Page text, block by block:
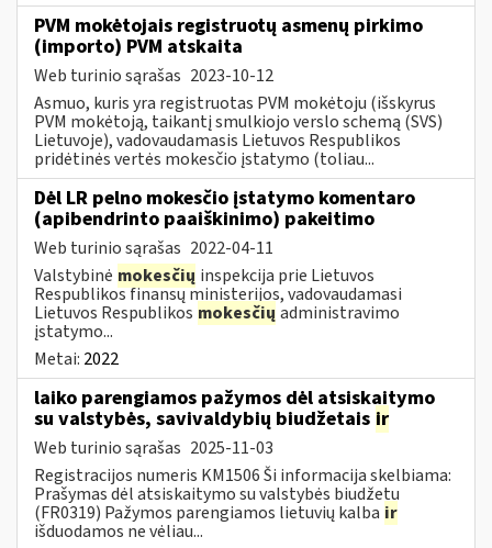
PVM mokėtojais registruotų asmenų pirkimo
(importo) PVM atskaita
Web turinio sąrašas 2023-10-12
Asmuo, kuris yra registruotas PVM mokėtoju (išskyrus
PVM mokėtoją, taikantį smulkiojo verslo schemą (SVS)
Lietuvoje), vadovaudamasis Lietuvos Respublikos
pridėtinės vertės mokesčio įstatymo (toliau...
Dėl LR pelno mokesčio įstatymo komentaro
(apibendrinto paaiškinimo) pakeitimo
Web turinio sąrašas 2022-04-11
Valstybinė mokesčių inspekcija prie Lietuvos
Respublikos finansų ministerijos, vadovaudamasi
Lietuvos Respublikos mokesčių administravimo
įstatymo...
Metai: 2022
laiko parengiamos pažymos dėl atsiskaitymo
su valstybės, savivaldybių biudžetais ir
Web turinio sąrašas 2025-11-03
Registracijos numeris KM1506 Ši informacija skelbiama:
Prašymas dėl atsiskaitymo su valstybės biudžetu
(FR0319) Pažymos parengiamos lietuvių kalba ir
išduodamos ne vėliau...